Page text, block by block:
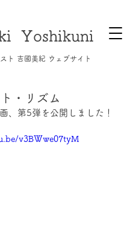
Yoshikuni
ト 吉國美紀 ウェブサイト
・リズム
、第5弾を公開しました！
v3BWwe07tyM